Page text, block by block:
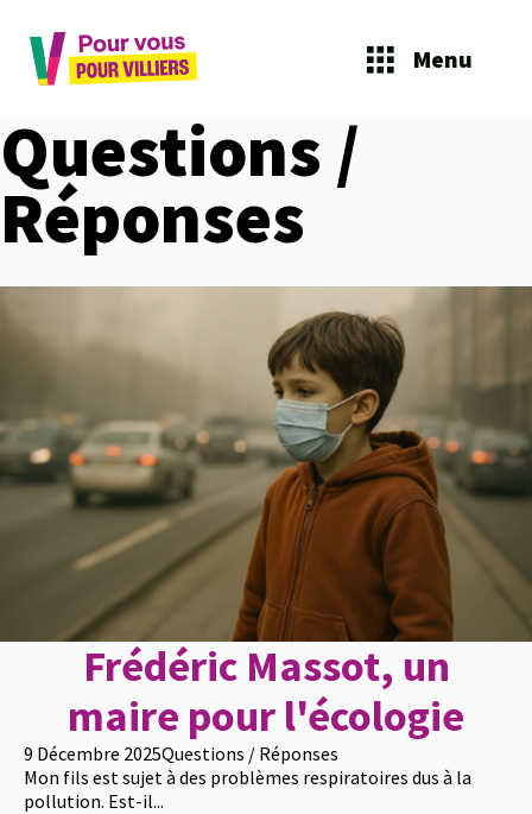
Menu
Questions /
Réponses
Frédéric Massot, un
maire pour l'écologie
9 Décembre 2025Questions / Réponses
Mon fils est sujet à des problèmes respiratoires dus à la
pollution. Est-il...